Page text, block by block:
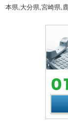
本県,大分県,宮崎県,